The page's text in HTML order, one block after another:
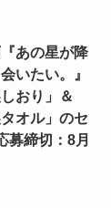
あの星が降
いたい。』
おり」＆
オル」のセ
募締切：8月